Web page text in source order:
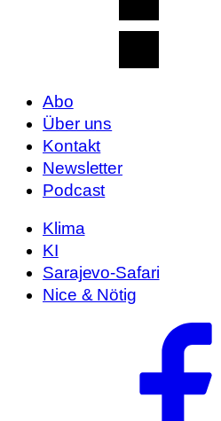
Abo
Über uns
Kontakt
Newsletter
Podcast
Klima
KI
Sarajevo-Safari
Nice & Nötig